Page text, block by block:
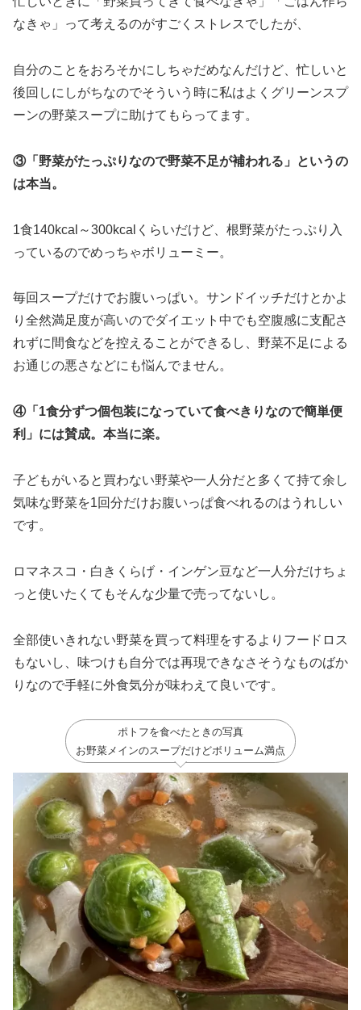
なきゃ」って考えるのがすごくストレスでしたが、
自分のことをおろそかにしちゃだめなんだけど、忙しいと
後回しにしがちなのでそういう時に私はよくグリーンスプ
ーンの野菜スープに助けてもらってます。
③「野菜がたっぷりなので野菜不足が補われる」というの
は本当。
1食140kcal～300kcalくらいだけど、根野菜がたっぷり入
っているのでめっちゃボリューミー。
毎回スープだけでお腹いっぱい。サンドイッチだけとかよ
り全然満足度が高いのでダイエット中でも空腹感に支配さ
れずに間食などを控えることができるし、野菜不足による
お通じの悪さなどにも悩んでません。
④「1食分ずつ個包装になっていて食べきりなので簡単便
利」には賛成。本当に楽。
子どもがいると買わない野菜や一人分だと多くて持て余し
気味な野菜を1回分だけお腹いっぱ食べれるのはうれしい
です。
ロマネスコ・白きくらげ・インゲン豆など一人分だけちょ
っと使いたくてもそんな少量で売ってないし。
全部使いきれない野菜を買って料理をするよりフードロス
もないし、味つけも自分では再現できなさそうなものばか
りなので手軽に外食気分が味わえて良いです。
ポトフを食べたときの写真
お野菜メインのスープだけどボリューム満点